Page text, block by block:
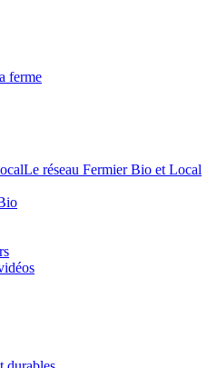
ferme
Le réseau Fermier Bio et Local